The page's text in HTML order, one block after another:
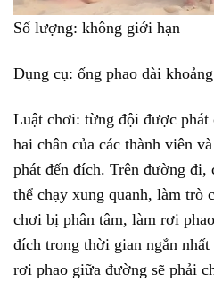
Số lượng: không giới hạn
Dụng cụ: ống phao dài
Luật chơi: từng đội được phát
hai chân của các thành viên
phát đến đích. Trên đường đi,
thể chạy xung quanh, làm trò
chơi bị phân tâm, làm rơi
đích trong thời gian ngắn nhất
rơi phao giữa đường sẽ phải